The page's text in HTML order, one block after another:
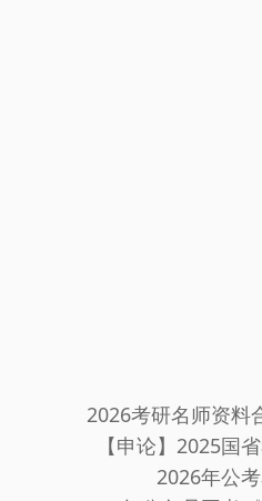
2026考研名师资料
【申论】2025国
2026年公